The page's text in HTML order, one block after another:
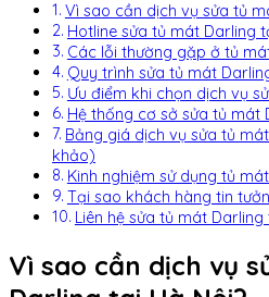
Vì sao cần dịch vụ sửa tủ
Hotline sửa tủ mát Darling
Các lỗi thường gặp ở tủ
Quy trình sửa tủ mát
Ưu điểm khi chọn dịch vụ
Hệ thống cơ sở sửa tủ mát
Bảng giá dịch vụ sửa tủ
khảo)
Kinh nghiệm sử dụng tủ
Tại sao khách hàng tin
Liên hệ sửa tủ mát Darling
Vì sao cần dịch vụ